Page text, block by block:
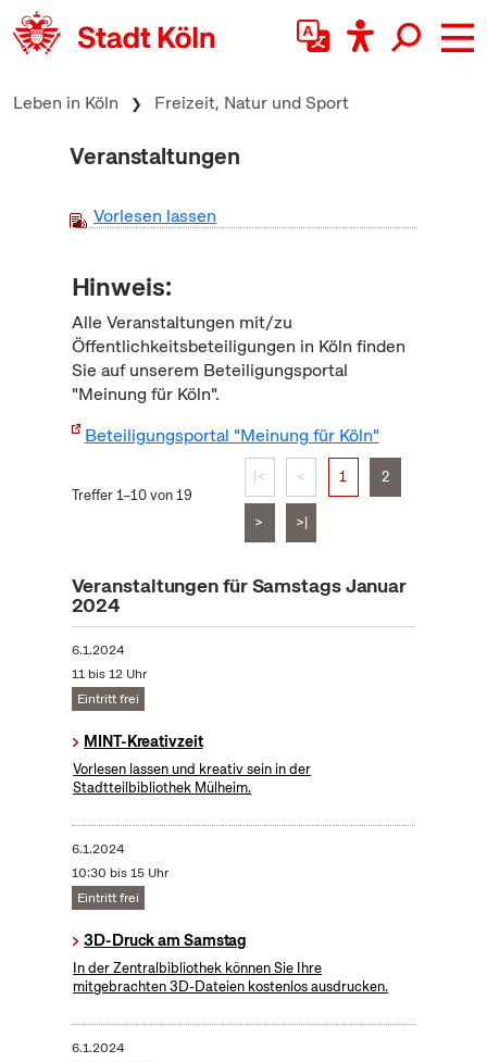
zum Inhalt springen
Leben in Köln Freizeit, Natur und Sport
Veranstaltungen
Vorlesen lassen
Hinweis:
Alle Veranstaltungen mit/zu
Öffentlichkeitsbeteiligungen in Köln finden
Sie auf unserem Beteiligungsportal
"Meinung für Köln".
Beteiligungsportal "Meinung für Köln"
Treffer 1–10 von 19
|< < 1 2
> >|
Veranstaltungen für Samstags Januar
2024
6.1.2024
11 bis 12 Uhr
Eintritt frei
MINT-Kreativzeit
Vorlesen lassen und kreativ sein in der
Stadtteilbibliothek Mülheim.
6.1.2024
10:30 bis 15 Uhr
Eintritt frei
3D-Druck am Samstag
In der Zentralbibliothek können Sie Ihre
mitgebrachten 3D-Dateien kostenlos ausdrucken.
6.1.2024